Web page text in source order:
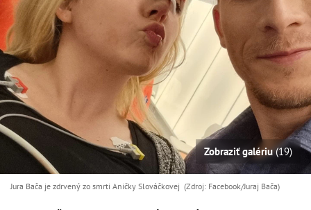
Zobraziť galériu(19)
Jura Bača je zdrvený zo smrti Aničky Slováčkovej (Zdroj: Facebook/Juraj Bača)